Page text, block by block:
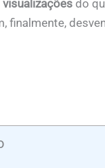
visualizações do
finalmente,